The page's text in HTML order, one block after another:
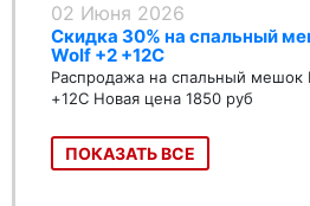
02 Июня 2026
Скидка 30% на спальный
Wolf +2 +12C
Распродажа на спальный мешок
+12C Новая цена 1850 руб
ПОКАЗАТЬ ВСЕ